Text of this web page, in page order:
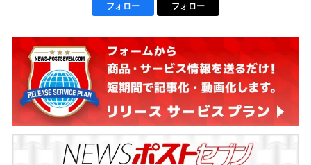
フォロー フォロー